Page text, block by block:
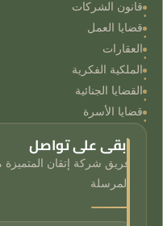
قانون الشركات
قضايا العمل
العقارات
الملكية الفكرية
القضايا الجنائية
قضايا الأسرة
ابقى على تواصل
فريق شركة إتقان المتميزة
المرسلة